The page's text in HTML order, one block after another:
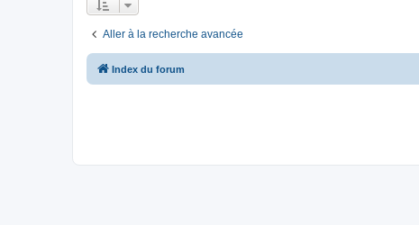
s
a
g
m
s
s
Aller à la recherche avancée
Index du forum